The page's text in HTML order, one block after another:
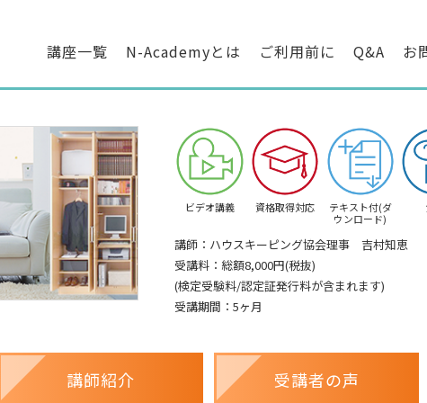
講座一覧 N-Academyとは ご利用前に Q&A お
ビデオ講義 資格取得対応
テキスト付(ダ
ウンロード)
講師：ハウスキーピング協会理事 吉村知恵
受講料：総額8,000円(税抜)
(検定受験料/認定証発行料が含まれます)
受講期間：5ヶ月
講師紹介 受講者の声